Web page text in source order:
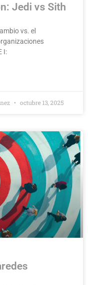
Jedi vs Sith
vs. el
I:
octubre 13, 2025